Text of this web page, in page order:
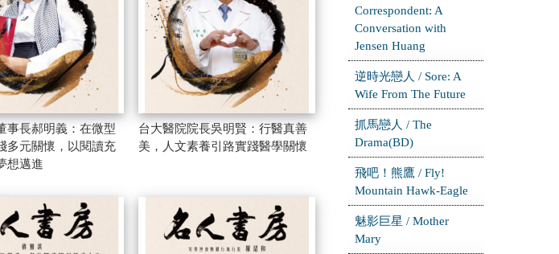
事長郝明義：在微型
多元關懷，以閱讀充
想邁進
台大醫院院長吳明賢：行醫真善
美，人文素養引路實踐醫學關懷
Correspondent: A
Conversation with
Jensen Huang
逆時光戀人 / Sore: A
Wife From The Future
抓馬戀人 / The
Drama(BD)
飛吧！熊鷹 / Fly!
Mountain Hawk-Eagle
魅影巨星 / Mother
Mary